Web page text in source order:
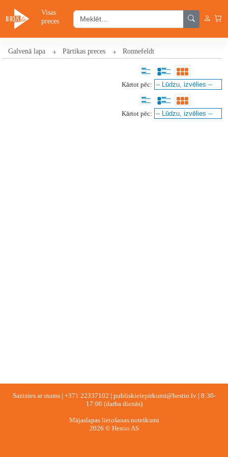
Visas
preces
Galvenā lapa Pārtikas preces Ronnefeldt
Kārtot pēc:
Kārtot pēc:
Sazinies ar mums | +371 22337102 | publiskieiepirkumi@hestio.lv| 8:30-
17:00 (darba dienās)
Mājaslapas lietošanas noteikumi
2026 © Hestio AS